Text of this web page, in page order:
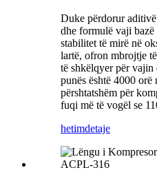
Duke përdorur
dhe formulë vaji
stabilitet të mirë në
lartë, ofron mbrojtje
të shkëlqyer për
punës është 4000 orë
përshtatshëm për
fuqi më të vogël se
hetimdetaje